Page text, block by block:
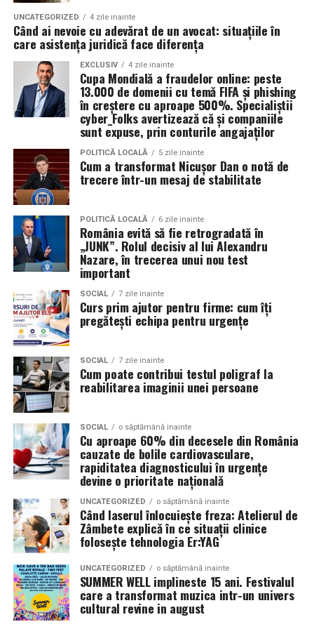
temperatura normală de funcționare a motorului.
Rezultatul este un echilibru foarte bun între protecție și
economie de combustibil.
Pentru ce motoare este recomandat Ravenol VMP
USVO 5W30?
ulei de motor RavenolVMP USVO 5W30 este
recomandat pentru numeroase motoare moderne care
necesită un ulei 5W30 cu aprobări OEM specifice.
În funcție de specificațiile constructorului, poate fi
utilizat pe vehicule ale unor mărci precum:
BMW;
Mercedes-Benz;
Volkswagen;
Audi;
Skoda;
Seat;
Porsche;
Opel;
Ford;
Renault și altele.
Compatibilitatea exactă trebuie verificată întotdeauna
în manualul vehiculului sau în documentația tehnică a
producătorului.
Este potrivit pentru motoarele diesel?
Da.
Ravenol VMP USVO 5W30 este utilizat frecvent pe
motoare diesel moderne.
organizatorii unui eveniment pot reduce semnificativ
impactul negativ asupra mediului în comparație cu
soluțiile tradiționale, care sunt mult mai dăunătoare
pentru natură. Astfel, toaletele ecologice contribuie la
promovarea unui comportament responsabil din punct
de vedere ecologic și ajută la protejarea resurselor
naturale.
Impactul pozitiv asupra imaginii evenimentului
Alegerea unor soluții ecologice, precum tipul ecologic
de toaletă, poate aduce beneficii semnificative imaginii
unui eveniment. Într-o eră în care participanții devin din
ce în ce mai conștienți de problemele de mediu,
organizatorii care aleg să adopte soluții sustenabile, cum
ar fi închirierea toaletelor din gama ecologică, pot
câștiga aprecierea publicului.
Aceasta nu doar că îmbunătățește percepția față de
eveniment, dar poate și atrage mai mulți participanți
care sunt interesați de susținerea unor cauze ecologice.
Promovând un eveniment “verde”, organizatorii pot
atrage atenția asupra angajamentului față de protejarea
mediului și față de responsabilitatea socială.
Participanții vor aprecia cu siguranță faptul că
organizatorii au ales să adopte soluții care protejează
natura. De asemenea, acest lucru poate contribui la
creșterea reputației evenimentului și la creșterea
numărului de participanți în edițiile viitoare.
Confortul participanților
Deși un eveniment verde presupune economii de costuri
și un impact pozitiv asupra mediului, nu trebuie să se
facă compromisuri în ceea ce privește confortul
participanților. Modelele ecologice sunt concepute
pentru a oferi un nivel ridicat de confort, similar celor
UNCATEGORIZED 4 zile inainte
Când ai nevoie cu adevărat de un avocat: situațiile în
care asistența juridică face diferența
EXCLUSIV 4 zile inainte
Cupa Mondială a fraudelor online: peste
13.000 de domenii cu temă FIFA și phishing
în creștere cu aproape 500%. Specialiștii
cyber_Folks avertizează că și companiile
sunt expuse, prin conturile angajaților
POLITICĂ LOCALĂ 5 zile inainte
Cum a transformat Nicușor Dan o notă de
trecere într-un mesaj de stabilitate
POLITICĂ LOCALĂ 6 zile inainte
România evită să fie retrogradată în
„JUNK”. Rolul decisiv al lui Alexandru
Nazare, în trecerea unui nou test
important
SOCIAL 7 zile inainte
Curs prim ajutor pentru firme: cum îți
pregătești echipa pentru urgențe
SOCIAL 7 zile inainte
Cum poate contribui testul poligraf la
reabilitarea imaginii unei persoane
SOCIAL o săptămână inainte
Cu aproape 60% din decesele din România
cauzate de bolile cardiovasculare,
rapiditatea diagnosticului în urgențe
devine o prioritate națională
UNCATEGORIZED o săptămână inainte
Când laserul înlocuiește freza: Atelierul de
Zâmbete explică în ce situații clinice
folosește tehnologia Er:YAG
UNCATEGORIZED o săptămână inainte
SUMMER WELL implineste 15 ani. Festivalul
care a transformat muzica intr-un univers
cultural revine in august